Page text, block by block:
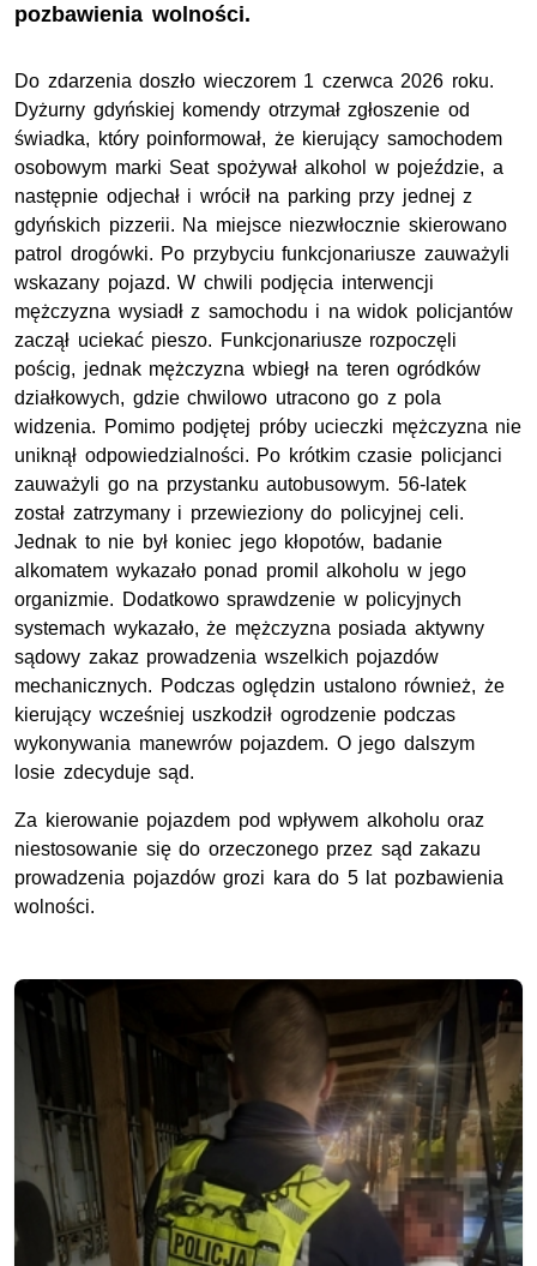
pozbawienia wolności.
Do zdarzenia doszło wieczorem 1 czerwca 2026 roku.
Dyżurny gdyńskiej komendy otrzymał zgłoszenie od
świadka, który poinformował, że kierujący samochodem
osobowym marki Seat spożywał alkohol w pojeździe, a
następnie odjechał i wrócił na parking przy jednej z
gdyńskich pizzerii. Na miejsce niezwłocznie skierowano
patrol drogówki. Po przybyciu funkcjonariusze zauważyli
wskazany pojazd. W chwili podjęcia interwencji
mężczyzna wysiadł z samochodu i na widok policjantów
zaczął uciekać pieszo. Funkcjonariusze rozpoczęli
pościg, jednak mężczyzna wbiegł na teren ogródków
działkowych, gdzie chwilowo utracono go z pola
widzenia. Pomimo podjętej próby ucieczki mężczyzna nie
uniknął odpowiedzialności. Po krótkim czasie policjanci
zauważyli go na przystanku autobusowym. 56-latek
został zatrzymany i przewieziony do policyjnej celi.
Jednak to nie był koniec jego kłopotów, badanie
alkomatem wykazało ponad promil alkoholu w jego
organizmie. Dodatkowo sprawdzenie w policyjnych
systemach wykazało, że mężczyzna posiada aktywny
sądowy zakaz prowadzenia wszelkich pojazdów
mechanicznych. Podczas oględzin ustalono również, że
kierujący wcześniej uszkodził ogrodzenie podczas
wykonywania manewrów pojazdem. O jego dalszym
losie zdecyduje sąd.
Za kierowanie pojazdem pod wpływem alkoholu oraz
niestosowanie się do orzeczonego przez sąd zakazu
prowadzenia pojazdów grozi kara do 5 lat pozbawienia
wolności.